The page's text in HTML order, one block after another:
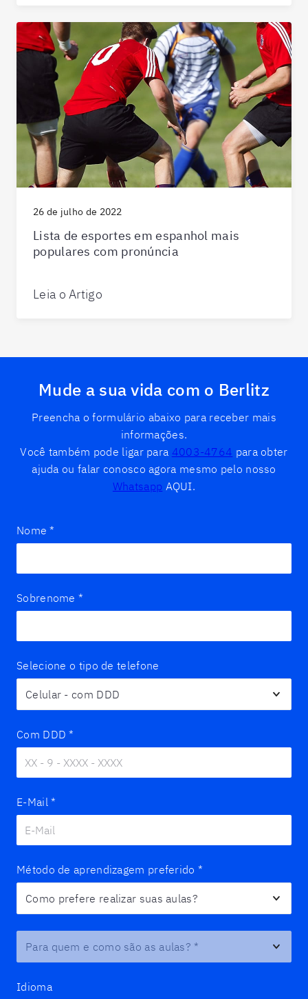
26 de julho de 2022
Lista de esportes em espanhol mais
populares com pronúncia
Leia o Artigo
Mude a sua vida com o Berlitz
Preencha o formulário abaixo para receber mais
informações.
Você também pode ligar para 4003-4764 para obter
ajuda ou falar conosco agora mesmo pelo nosso
Whatsapp AQUI.
Nome *
Sobrenome *
Selecione o tipo de telefone
Com DDD *
E-Mail *
Método de aprendizagem preferido *
Idioma